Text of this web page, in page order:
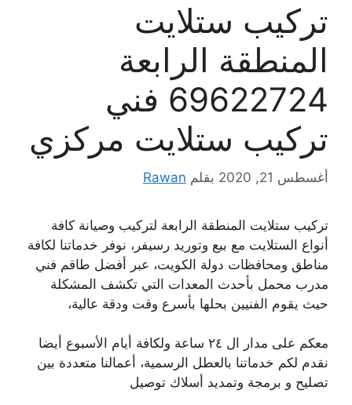
تركيب ستلايت
المنطقة الرابعة
69622724 فني
تركيب ستلايت مركزي
أغسطس 21, 2020 بقلم Rawan
تركيب ستلايت المنطقة الرابعة لتركيب وصيانة كافة
أنواع الستلايت مع بيع وتوريد رسيفر، نوفر خدماتنا لكافة
مناطق ومحافظات دولة الكويت، عبر أفضل طاقم فني
مدرب محمل بأحدث المعدات التي تكشف المشكلة
حيث يقوم الفنيين بحلها بأسرع وقت ودقة عالية،
معكم على مدار ال ٢٤ ساعة ولكافة أيام الأسبوع أيضا
نقدم لكم خدماتنا بالعطل الرسمية، أعمالنا متعددة بين
تصليح و برمجة وتمديد أسلاك توصيل